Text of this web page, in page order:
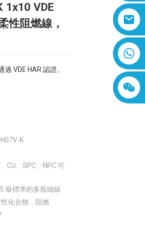
Loading...
Loading...
1x10 VDE
性阻燃線，
VDE HAR 認證。
K
CU、SPC、NPC 可
級標準的多股細線
化合物，阻燃